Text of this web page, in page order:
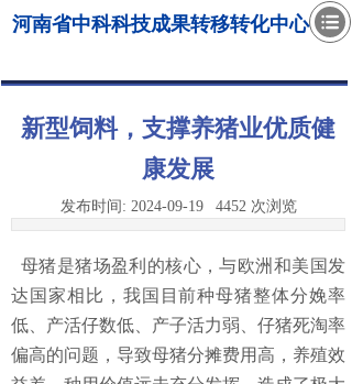
河南省中科科技成果转移转化中心
新型饲料，支撑养猪业优质健
康发展
发布时间: 2024-09-19 4452 次浏览
母猪是猪场盈利的核心，与欧洲和美国发
达国家相比，我国目前种母猪整体分娩率
低、产活仔数低、产子活力弱、仔猪死淘率
偏高的问题，导致母猪分摊费用高，养殖效